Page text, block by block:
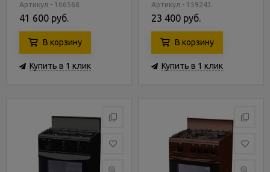
Артикул - 106568
41 600 руб.
В корзину
Купить в 1 клик
Артикул - 159243
23 400 руб.
В корзину
Купить в 1 клик